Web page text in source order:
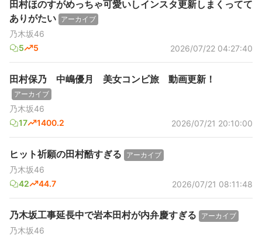
田村ほのすがめっちゃ可愛いしインスタ更新しまくってて
ありがたい アーカイブ
乃木坂46
5
5 2026/07/22 04:27:40
田村保乃 中嶋優月 美女コンビ旅 動画更新！
アーカイブ
乃木坂46
17
1400.2 2026/07/21 20:10:00
ヒット祈願の田村酷すぎる アーカイブ
乃木坂46
42
44.7 2026/07/21 08:11:48
乃木坂工事延長中で岩本田村が内弁慶すぎる アーカイブ
乃木坂46